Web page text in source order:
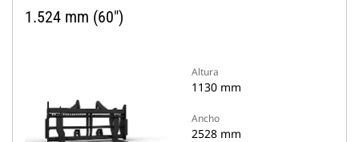
1.524 mm (60")
Altura
1130 mm
Ancho
2528 mm